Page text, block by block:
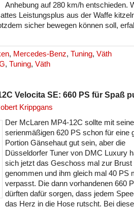
Anhebung auf 280 km/h entschieden.
Leistungsplus aus der Waffe
sicher bewegen können soll,
, Mercedes-Benz, Tuning, Väth
, Tuning, Väth
Velocita SE: 660 PS für Spaß
Krippgans
Der McLaren MP4-12C sollte mit
serienmäßigen 620 PS schon für eine
Portion Gänsehaut gut sein, aber die
Düsseldorfer Tuner von DMC Luxury
sich jetzt das Geschoss mal zur Brust
genommen und ihm gleich mal 40 PS
verpasst. Die dann vorhandenen 660
dürften dafür sorgen, dass jedem
das Herz in die Hose rutscht. Bei